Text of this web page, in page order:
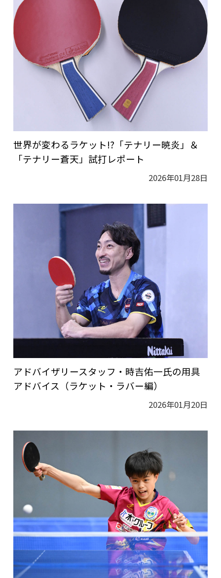
世界が変わるラケット!?「テナリー暁炎」＆
「テナリー蒼天」試打レポート
2026年01月28日
アドバイザリースタッフ・時吉佑一氏の用具
アドバイス（ラケット・ラバー編）
2026年01月20日